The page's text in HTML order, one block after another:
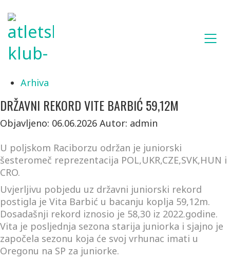
Arhiva
DRŽAVNI REKORD VITE BARBIĆ 59,12M
Objavljeno: 06.06.2026 Autor: admin
U poljskom Raciborzu održan je juniorski
šesteromeč reprezentacija POL,UKR,CZE,SVK,HUN i
CRO.
Uvjerljivu pobjedu uz državni juniorski rekord
postigla je Vita Barbić u bacanju koplja 59,12m.
Dosadašnji rekord iznosio je 58,30 iz 2022.godine.
Vita je posljednja sezona starija juniorka i sjajno je
započela sezonu koja će svoj vrhunac imati u
Oregonu na SP za juniorke.